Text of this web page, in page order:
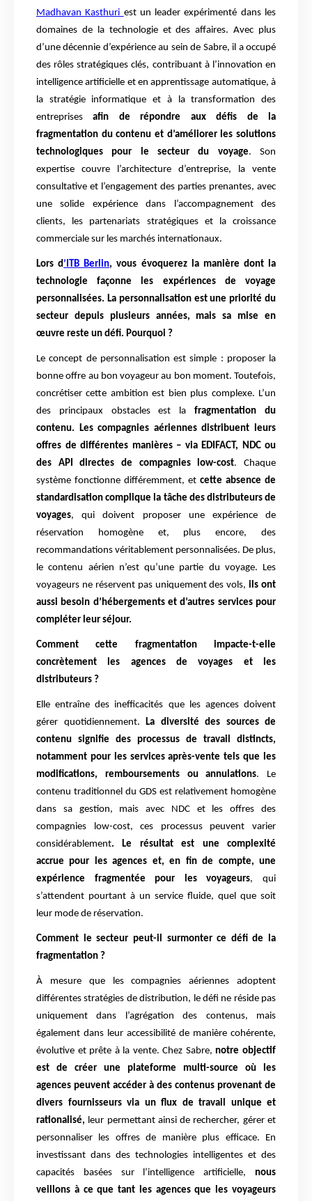
Madhavan Kasthuri est un leader expérimenté dans les
domaines de la technologie et des affaires. Avec plus
d’une décennie d’expérience au sein de Sabre, il a occupé
des rôles stratégiques clés, contribuant à l’innovation en
intelligence artificielle et en apprentissage automatique, à
la stratégie informatique et à la transformation des
entreprisesafin de répondre aux défis de la
fragmentation du contenu et d’améliorer les solutions
technologiques pour le secteur du voyage. Son
expertise couvre l’architecture d’entreprise, la vente
consultative et l’engagement des parties prenantes, avec
une solide expérience dans l’accompagnement des
clients, les partenariats stratégiques et la croissance
commerciale sur les marchés internationaux.
Lors d’ITB Berlin, vous évoquerez la manière dont la
technologie façonne les expériences de voyage
personnalisées. La personnalisation est une priorité du
secteur depuis plusieurs années, mais sa mise en
œuvre reste un défi. Pourquoi ?
Le concept de personnalisation est simple : proposer la
bonne offre au bon voyageur au bon moment. Toutefois,
concrétiser cette ambition est bien plus complexe. L’un
des principaux obstacles est lafragmentation du
contenu. Les compagnies aériennes distribuent leurs
offres de différentes manières – via EDIFACT, NDC ou
des API directes de compagnies low-cost. Chaque
système fonctionne différemment, et cette absence de
standardisation complique la tâche des distributeurs de
voyages, qui doivent proposer une expérience de
réservation homogène et, plus encore, des
recommandations véritablement personnalisées. De plus,
le contenu aérien n’est qu’une partie du voyage. Les
voyageurs ne réservent pas uniquement des vols, ils ont
aussi besoin d’hébergements et d’autres services pour
compléter leur séjour.
Comment cette fragmentation impacte-t-elle
concrètement les agences de voyages et les
distributeurs ?
Elle entraîne des inefficacités que les agences doivent
gérer quotidiennement. La diversité des sources de
contenu signifie des processus de travail distincts,
notamment pour les services après-vente tels que les
modifications, remboursements ou annulations. Le
contenu traditionnel du GDS est relativement homogène
dans sa gestion, mais avec NDC et les offres des
compagnies low-cost, ces processus peuvent varier
considérablement. Le résultat est une complexité
accrue pour les agences et, en fin de compte, une
expérience fragmentée pour les voyageurs, qui
s’attendent pourtant à un service fluide, quel que soit
leur mode de réservation.
Comment le secteur peut-il surmonter ce défi de la
fragmentation ?
À mesure que les compagnies aériennes adoptent
différentes stratégies de distribution, le défi ne réside pas
uniquement dans l’agrégation des contenus, mais
également dans leur accessibilité de manière cohérente,
évolutive et prête à la vente. Chez Sabre,notre objectif
est de créer une plateforme multi-source où les
agences peuvent accéder à des contenus provenant de
divers fournisseurs via un flux de travail unique et
rationalisé, leur permettant ainsi de rechercher, gérer et
personnaliser les offres de manière plus efficace. En
investissant dans des technologies intelligentes et des
capacités basées sur l’intelligence artificielle, nous
veillons à ce que tant les agences que les voyageurs